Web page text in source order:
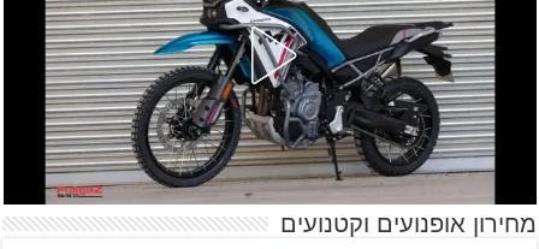
מחירון אופנועים וקטנועים